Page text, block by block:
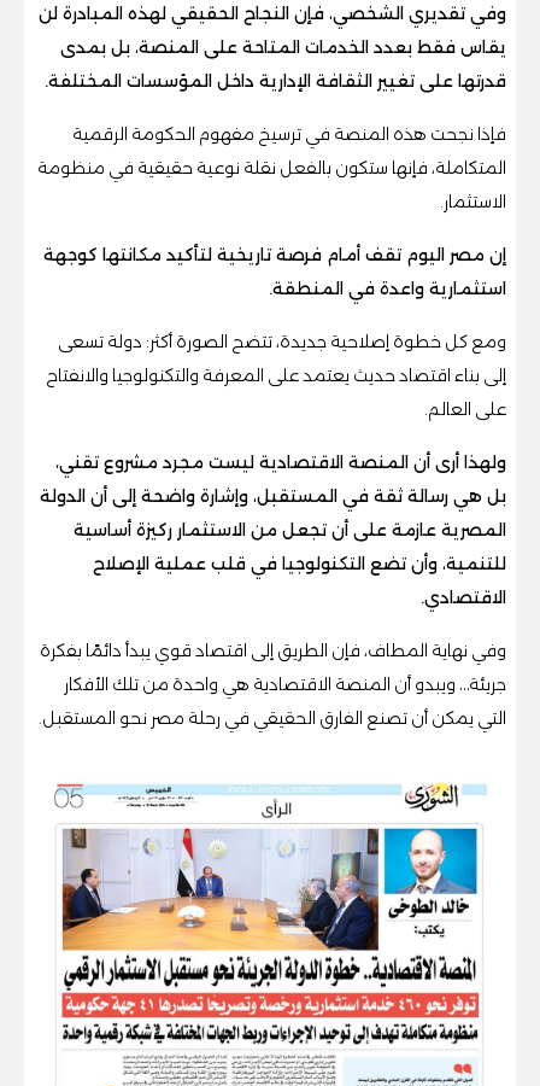
وفي تقديري الشخصي، فإن النجاح الحقيقي لهذه المبادرة لن
يقاس فقط بعدد الخدمات المتاحة على المنصة، بل بمدى
قدرتها على تغيير الثقافة الإدارية داخل المؤسسات المختلفة.
فإذا نجحت هذه المنصة في ترسيخ مفهوم الحكومة الرقمية
المتكاملة، فإنها ستكون بالفعل نقلة نوعية حقيقية في منظومة
الاستثمار.
إن مصر اليوم تقف أمام فرصة تاريخية لتأكيد مكانتها كوجهة
استثمارية واعدة في المنطقة.
ومع كل خطوة إصلاحية جديدة، تتضح الصورة أكثر: دولة تسعى
إلى بناء اقتصاد حديث يعتمد على المعرفة والتكنولوجيا والانفتاح
على العالم.
ولهذا أرى أن المنصة الاقتصادية ليست مجرد مشروع تقني،
بل هي رسالة ثقة في المستقبل، وإشارة واضحة إلى أن الدولة
المصرية عازمة على أن تجعل من الاستثمار ركيزة أساسية
للتنمية، وأن تضع التكنولوجيا في قلب عملية الإصلاح
الاقتصادي.
وفي نهاية المطاف، فإن الطريق إلى اقتصاد قوي يبدأ دائمًا بفكرة
جريئة… ويبدو أن المنصة الاقتصادية هي واحدة من تلك الأفكار
التي يمكن أن تصنع الفارق الحقيقي في رحلة مصر نحو المستقبل.